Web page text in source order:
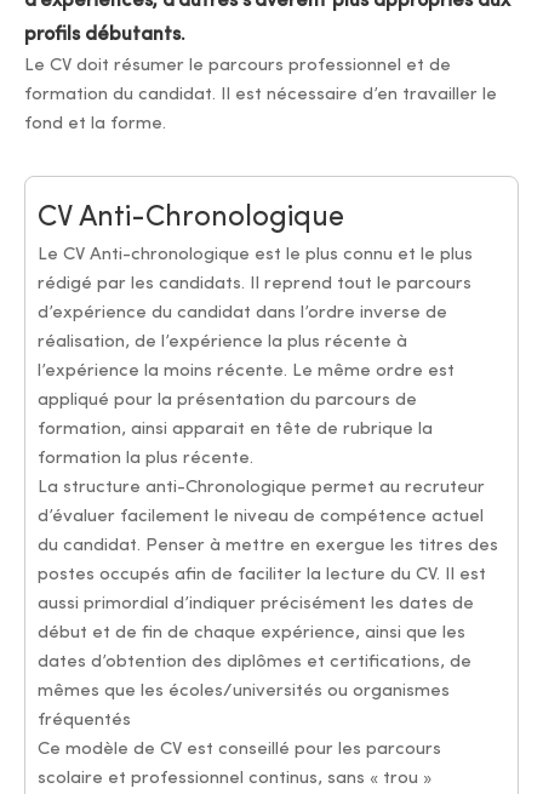
profils débutants.
Le CV doit résumer le parcours professionnel et de
formation du candidat. Il est nécessaire d’en travailler le
fond et la forme.
CV Anti-Chronologique
Le CV Anti-chronologique est le plus connu et le plus
rédigé par les candidats. Il reprend tout le parcours
d’expérience du candidat dans l’ordre inverse de
réalisation, de l’expérience la plus récente à
l’expérience la moins récente. Le même ordre est
appliqué pour la présentation du parcours de
formation, ainsi apparait en tête de rubrique la
formation la plus récente.
La structure anti-Chronologique permet au recruteur
d’évaluer facilement le niveau de compétence actuel
du candidat. Penser à mettre en exergue les titres des
postes occupés afin de faciliter la lecture du CV. Il est
aussi primordial d’indiquer précisément les dates de
début et de fin de chaque expérience, ainsi que les
dates d’obtention des diplômes et certifications, de
mêmes que les écoles/universités ou organismes
fréquentés
Ce modèle de CV est conseillé pour les parcours
scolaire et professionnel continus, sans « trou »